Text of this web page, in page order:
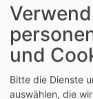
Kinder also
dankbar für
bei diesen
Engagement
Erfahrungen
und
Bitte die Dienste
auswählen, die